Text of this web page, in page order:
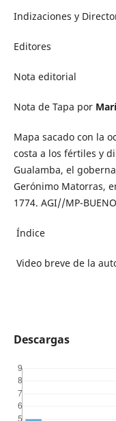
Indizaciones y
Editores
Nota editorial
Nota de Tapa por
Mapa sacado con la
costa a los fértiles y
Gualamba, el
Gerónimo Matorras,
1774. AGI//MP-
Índice
Video breve de la
Descargas